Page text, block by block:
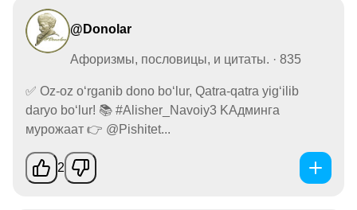
@Donolar
Афоризмы, пословицы, и цитаты. · 835
✅ Oz-oz o‘rganib dono bo‘lur, Qatra-qatra yig‘ilib
daryo bo‘lur! 📚 #Alisher_Navoiy3 KАдминга
мурожаат 👉 @Pishitet...
2